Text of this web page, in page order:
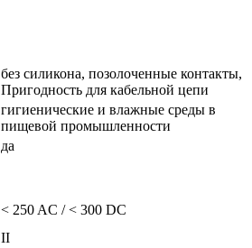
без силикона, позолоченные контакты,
Пригодность для кабельной цепи
гигиенические и влажные среды в
пищевой промышленности
да
< 250 AC / < 300 DC
II